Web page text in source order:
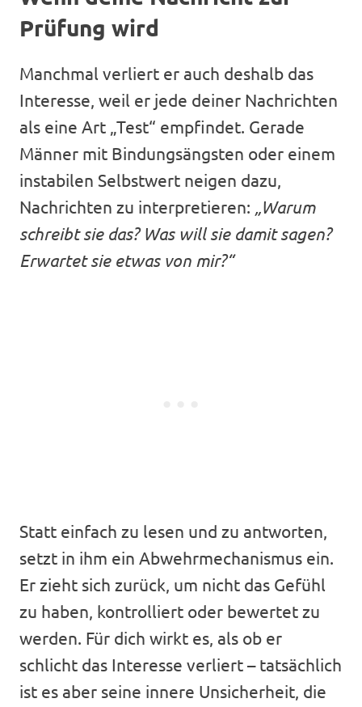
Prüfung wird
Manchmal verliert er auch deshalb das
Interesse, weil er jede deiner Nachrichten
als eine Art „Test“ empfindet. Gerade
Männer mit Bindungsängsten oder einem
instabilen Selbstwert neigen dazu,
Nachrichten zu interpretieren: „Warum
schreibt sie das? Was will sie damit sagen?
Erwartet sie etwas von mir?“
Statt einfach zu lesen und zu antworten,
setzt in ihm ein Abwehrmechanismus ein.
Er zieht sich zurück, um nicht das Gefühl
zu haben, kontrolliert oder bewertet zu
werden. Für dich wirkt es, als ob er
schlicht das Interesse verliert – tatsächlich
ist es aber seine innere Unsicherheit, die